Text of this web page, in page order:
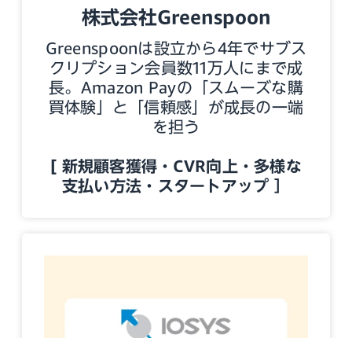
株式会社Greenspoon
Greenspoonは設立から4年でサブス
クリプション会員数11万人にまで成
長。Amazon Payの「スムーズな購
買体験」と「信頼感」が成長の一端
を担う
[ 新規顧客獲得・CVR向上・多様な
支払い方法・スタートアップ ］